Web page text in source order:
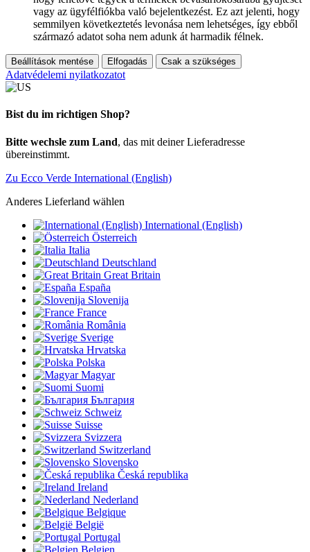
vagy az ügyfélfiókba való bejelentkezést. Ez azt jelenti, hogy
semmilyen következtetés levonása nem lehetséges, így ebből
származó adatot soha nem adunk át harmadik félnek.
Beállítások mentése Elfogadás Csak a szükséges
Adatvédelemi nyilatkozatot
Bist du im richtigen Shop?
Bitte wechsle zum Land, das mit deiner Lieferadresse
übereinstimmt.
Zu Ecco Verde International (English)
Anderes Lieferland wählen
International (English)
Österreich
Italia
Deutschland
Great Britain
España
Slovenija
France
România
Sverige
Hrvatska
Polska
Magyar
Suomi
България
Schweiz
Suisse
Svizzera
Switzerland
Slovensko
Česká republika
Ireland
Nederland
Belgique
België
Portugal
Belgien